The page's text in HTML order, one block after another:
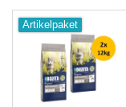
Artikelpaket